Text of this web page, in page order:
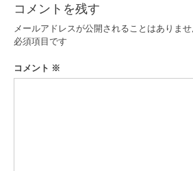
ビ
ゲ
ー
シ
コメントを残す
メールアドレスが公開されることはありませ
必須項目です
コメント ※